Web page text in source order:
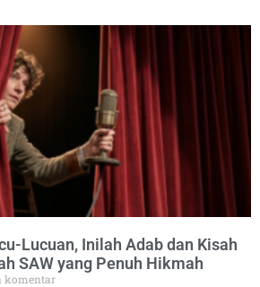
Lucuan, Inilah Adab dan Kisah
SAW yang Penuh Hikmah
komentar